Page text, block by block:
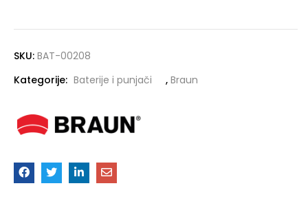
SKU: BAT-00208
Kategorije: Baterije i punjači , Braun